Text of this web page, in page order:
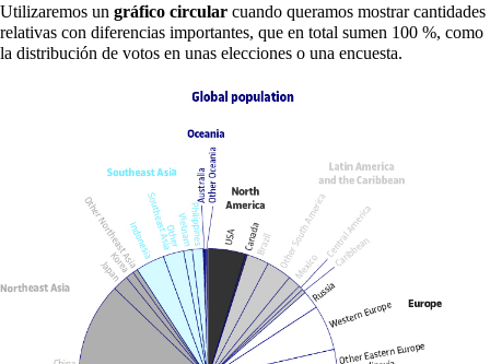
Utilizaremos un gráfico circular cuando queramos mostrar cantidades
relativas con diferencias importantes, que en total sumen 100 %, como
la distribución de votos en unas elecciones o una encuesta.